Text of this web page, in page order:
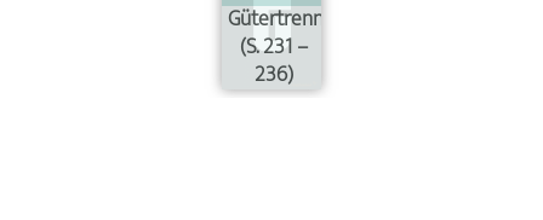
Gütertrennung
(S. 231 –
236)